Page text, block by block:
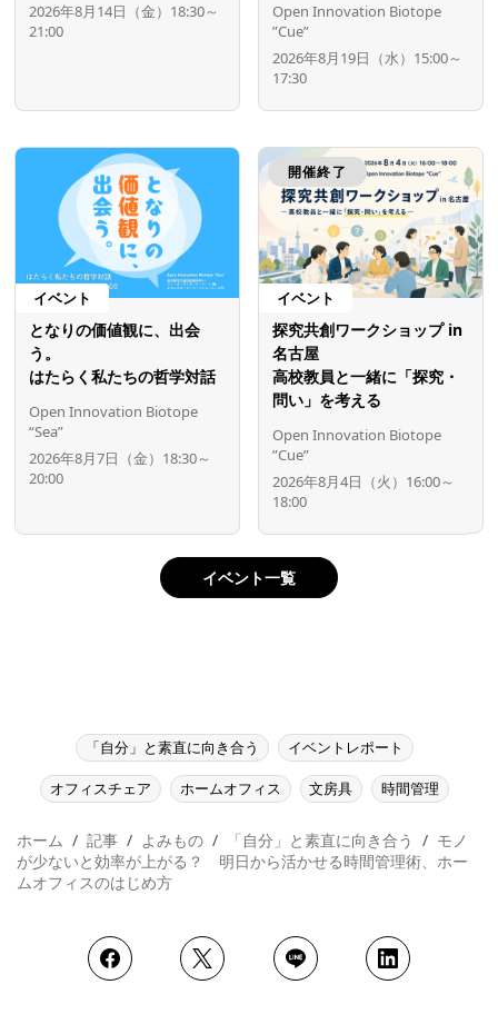
2026年8月14日（金）18:30～
21:00
Open Innovation Biotope
”Cue”
2026年8月19日（水）15:00～
17:30
イベント
となりの価値観に、出会
う。
はたらく私たちの哲学対話
Open Innovation Biotope
“Sea”
2026年8月7日（金）18:30～
20:00
開催終了
イベント
探究共創ワークショップ in
名古屋
高校教員と一緒に「探究・
問い」を考える
Open Innovation Biotope
”Cue”
2026年8月4日（火）16:00～
18:00
イベント一覧
「自分」と素直に向き合う イベントレポート
オフィスチェア ホームオフィス 文房具 時間管理
ホーム 記事 よみもの 「自分」と素直に向き合う
モノ
が少ないと効率が上がる？ 明日から活かせる時間管理術、ホー
ムオフィスのはじめ方